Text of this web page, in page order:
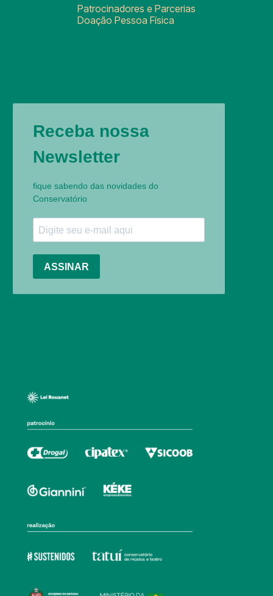
Patrocinadores e Parcerias
Doação Pessoa Física